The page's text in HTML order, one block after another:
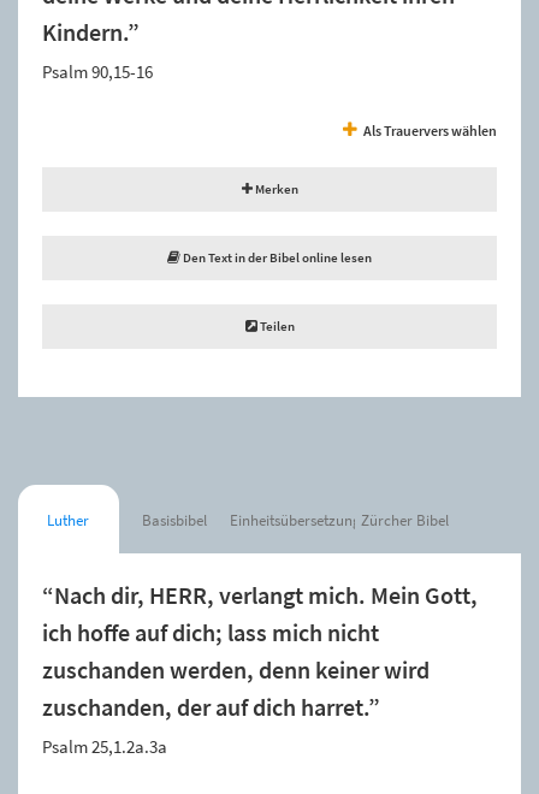
Kindern.”
Psalm 90,15-16
Als Trauervers wählen
Merken
Den Text in der Bibel online lesen
Teilen
Luther Basisbibel Einheitsübersetzung Zürcher Bibel
“Nach dir, HERR, verlangt mich. Mein Gott,
ich hoffe auf dich; lass mich nicht
zuschanden werden, denn keiner wird
zuschanden, der auf dich harret.”
Psalm 25,1.2a.3a